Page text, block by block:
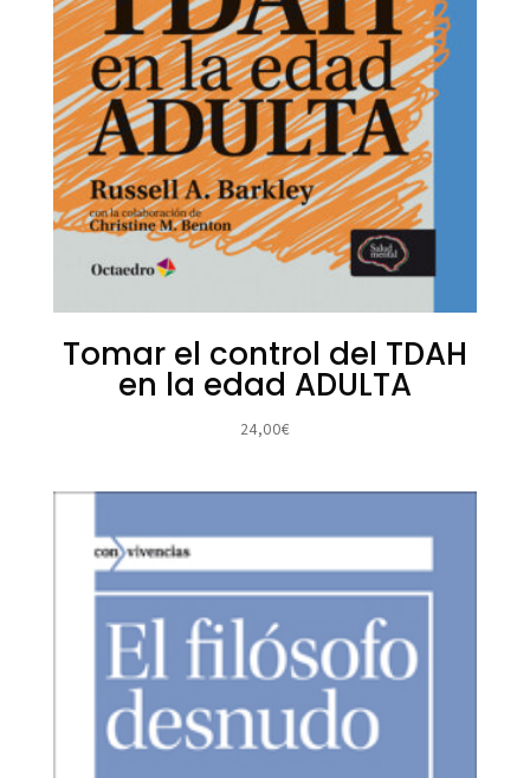
Tomar el control del TDAH
en la edad ADULTA
24,00€